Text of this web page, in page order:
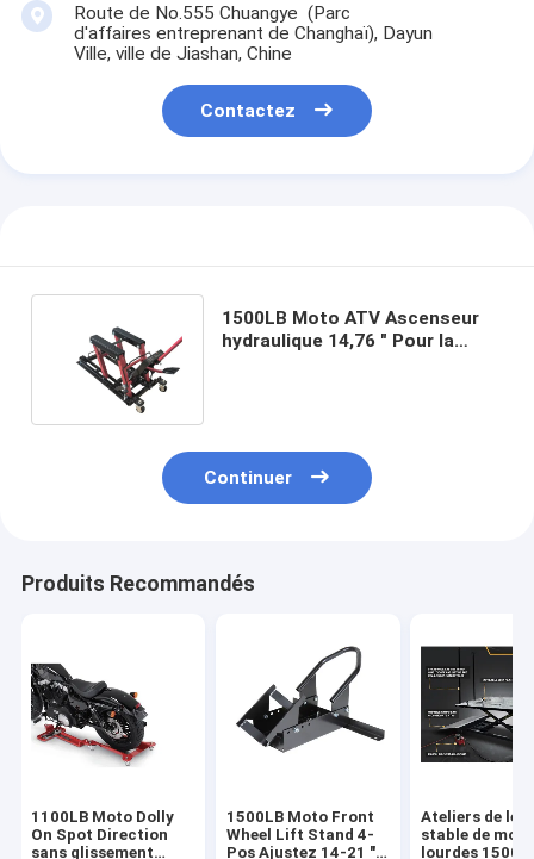
Route de No.555 Chuangye (Parc
d'affaires entreprenant de Changhaï), Dayun
Ville, ville de Jiashan, Chine
Contactez
1500LB Moto ATV Ascenseur
hydraulique 14,76 " Pour la
Continuer
Produits Recommandés
1100LB Moto Dolly
On Spot Direction
sans glissement
1500LB Moto Front
Wheel Lift Stand 4-
Pos Ajustez 14-21 "
Ateliers de
stable de
lourdes